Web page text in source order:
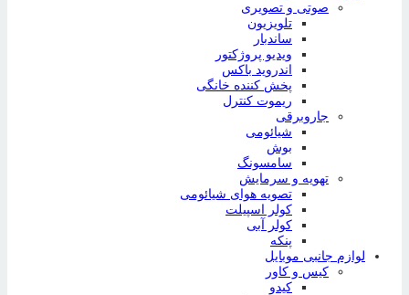
صوتی و تصویری
تلویزیون
ساندبار
ویدیو پروژکتور
اندروید باکس
پخش کننده خانگی
ریموت کنترل
جاروبرقی
شیائومی
بوش
سامسونگ
تهویه و سرمایش
تصویه هوای شیائومی
کولر اسپیلت
کولر آبی
پنکه
لوازم جانبی موبایل
کیس و کاور
کیدو